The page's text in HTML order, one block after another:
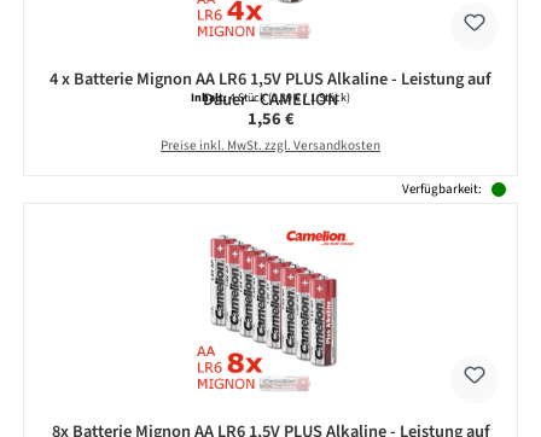
4 x Batterie Mignon AA LR6 1,5V PLUS Alkaline - Leistung auf
Dauer - CAMELION
Inhalt:4 Stück(0,39 € / 1 Stück)
Regulärer Preis:
1,56 €
Preise inkl. MwSt. zzgl. Versandkosten
Verfügbarkeit:
8x Batterie Mignon AA LR6 1,5V PLUS Alkaline - Leistung auf